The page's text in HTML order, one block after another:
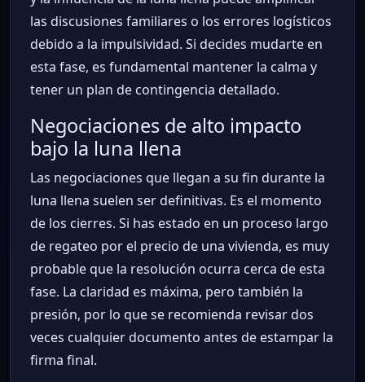
las discusiones familiares o los errores logísticos
debido a la impulsividad. Si decides mudarte en
esta fase, es fundamental mantener la calma y
tener un plan de contingencia detallado.
Negociaciones de alto impacto
bajo la luna llena
Las negociaciones que llegan a su fin durante la
luna llena suelen ser definitivas. Es el momento
de los cierres. Si has estado en un proceso largo
de regateo por el precio de una vivienda, es muy
probable que la resolución ocurra cerca de esta
fase. La claridad es máxima, pero también la
presión, por lo que se recomienda revisar dos
veces cualquier documento antes de estampar la
firma final.